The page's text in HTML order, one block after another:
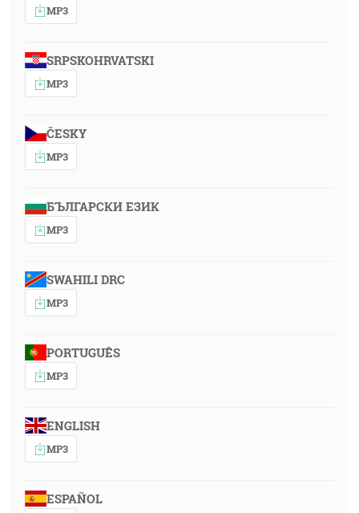
MP3
SRPSKOHRVATSKI
MP3
ČESKY
MP3
БЪЛГАРСКИ ЕЗИК
MP3
SWAHILI DRC
MP3
PORTUGUÊS
MP3
ENGLISH
MP3
ESPAÑOL